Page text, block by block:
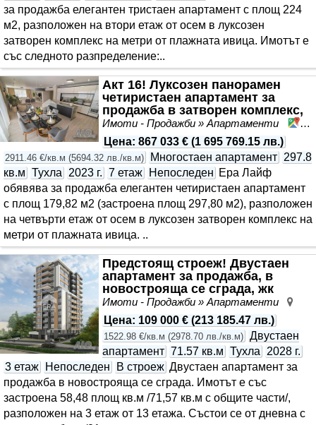
за продажба елегантен тристаен апартамент с площ 224
м2, разположен на втори етаж от осем в луксозен
затворен комплекс на метри от плажната ивица. Имотът е
със следното разпределение:..
Акт 16! Луксозен панорамен
четиристаен апартамент за
продажба в затворен комплекс,
на брега на морет..
Имоти - Продажби » Апартаменти
Цена: 867 033 € (1 695 769.15 лв.)
2911.46 €/кв.м (5694.32 лв./кв.м) Многостаен апартамент 297.8
кв.м Тухла 2023 г. 7 етаж Непоследен Ера Лайф
обявява за продажба елегантен четиристаен апартамент
с площ 179,82 м2 (застроена площ 297,80 м2), разположен
на четвърти етаж от осем в луксозен затворен комплекс на
метри от плажната ивица. ..
Предстоящ строеж! Двустаен
апартамент за продажба, в
новострояща се сграда, жк
Възраждане 4, Варна
Имоти - Продажби » Апартаменти
Цена: 109 000 € (213 185.47 лв.)
1522.98 €/кв.м (2978.70 лв./кв.м) Двустаен
апартамент 71.57 кв.м Тухла
2028 г.
3 етаж
Непоследен В строеж Двустаен апартамент за
продажба в новострояща се сграда. Имотът е със
застроена 58,48 площ кв.м /71,57 кв.м с общите части/,
разположен на 3 етаж от 13 етажа. Състои се от дневна с